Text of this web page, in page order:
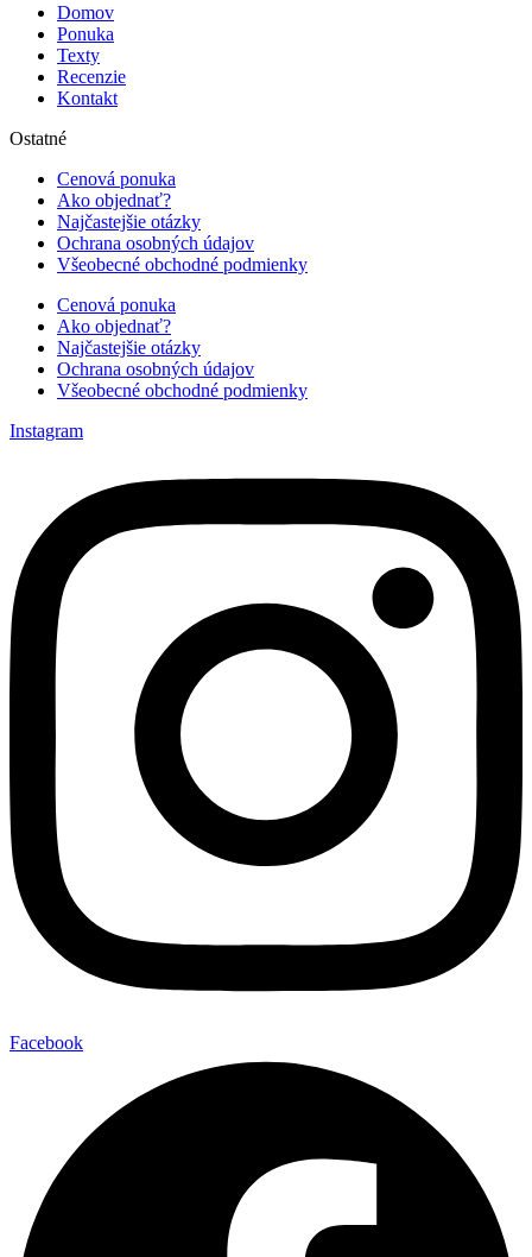
Domov
Ponuka
Texty
Recenzie
Kontakt
Ostatné
Cenová ponuka
Ako objednať?
Najčastejšie otázky
Ochrana osobných údajov
Všeobecné obchodné podmienky
Cenová ponuka
Ako objednať?
Najčastejšie otázky
Ochrana osobných údajov
Všeobecné obchodné podmienky
Instagram
Facebook